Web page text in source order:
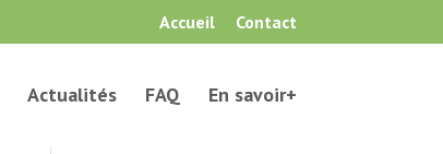
Accueil Contact
Actualités FAQ En savoir+